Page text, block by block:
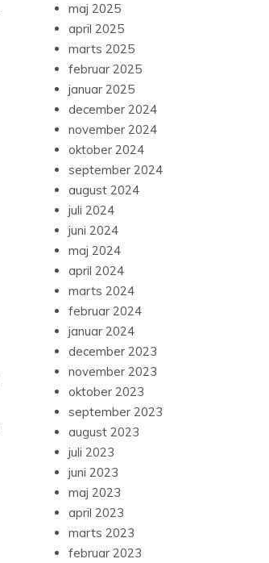
maj 2025
april 2025
marts 2025
februar 2025
januar 2025
december 2024
november 2024
oktober 2024
september 2024
august 2024
juli 2024
juni 2024
maj 2024
april 2024
marts 2024
februar 2024
januar 2024
december 2023
november 2023
oktober 2023
september 2023
august 2023
juli 2023
juni 2023
maj 2023
april 2023
marts 2023
februar 2023